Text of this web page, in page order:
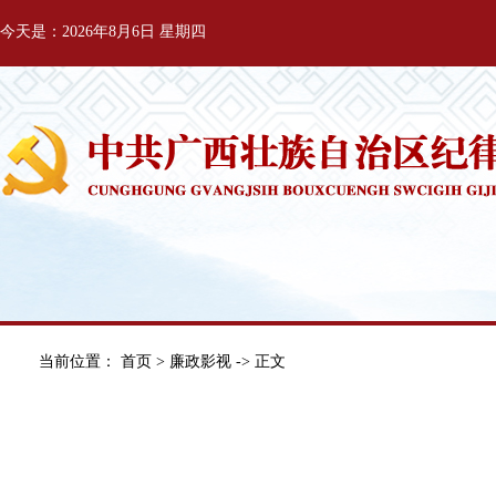
今天是：2026年8月6日 星期四
当前位置： 首页 > 廉政影视 -> 正文